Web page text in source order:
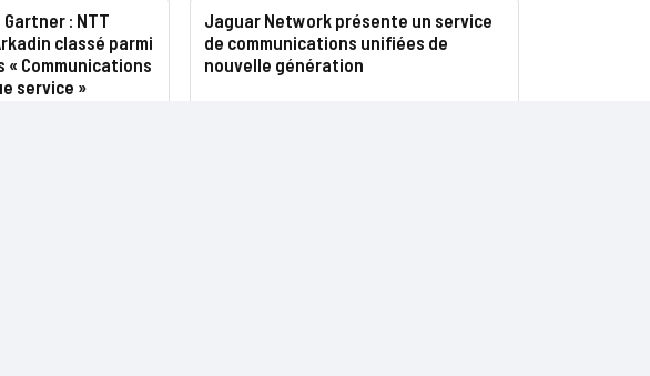
: NTT
classé parmi
« Communications
service »
Jaguar Network présente un service
de communications unifiées de
nouvelle génération